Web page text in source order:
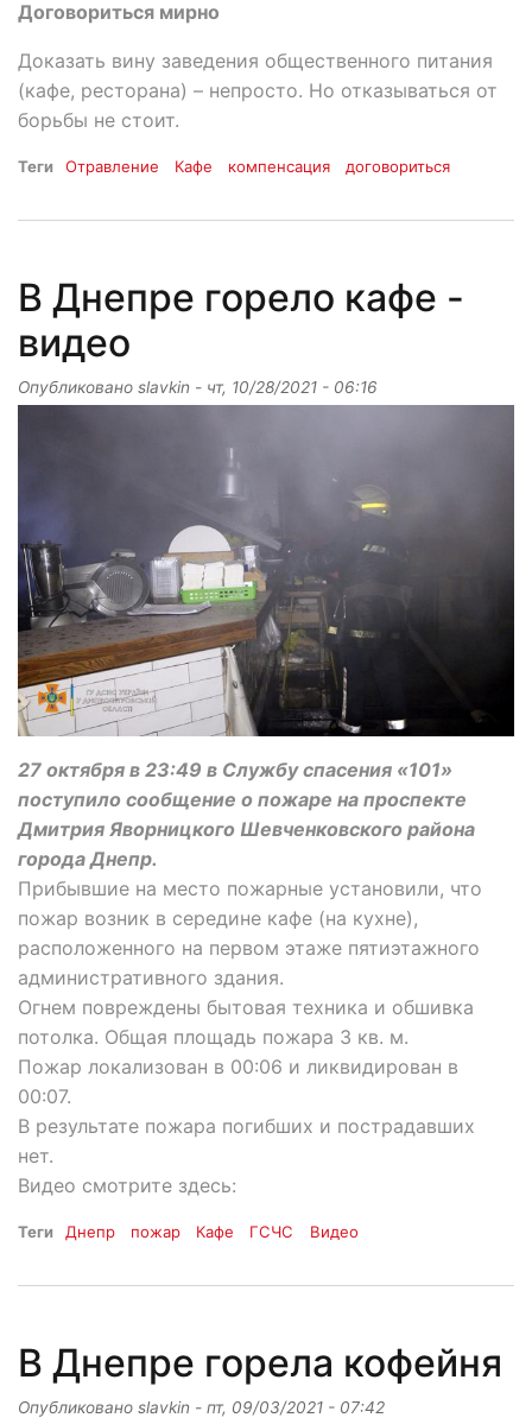
Договориться мирно
Доказать вину заведения общественного питания
(кафе, ресторана) – непросто. Но отказываться от
борьбы не стоит.
Теги Отравление Кафе компенсация договориться
В Днепре горело кафе -
видео
Опубликовано slavkin - чт, 10/28/2021 - 06:16
27 октября в 23:49 в Службу спасения «101»
поступило сообщение о пожаре на проспекте
Дмитрия Яворницкого Шевченковского района
города Днепр.
Прибывшие на место пожарные установили, что
пожар возник в середине кафе (на кухне),
расположенного на первом этаже пятиэтажного
административного здания.
Огнем повреждены бытовая техника и обшивка
потолка. Общая площадь пожара 3 кв. м.
Пожар локализован в 00:06 и ликвидирован в
00:07.
В результате пожара погибших и пострадавших
нет.
Видео смотрите здесь:
Теги Днепр пожар Кафе ГСЧС Видео
В Днепре горела кофейня
Опубликовано slavkin - пт, 09/03/2021 - 07:42